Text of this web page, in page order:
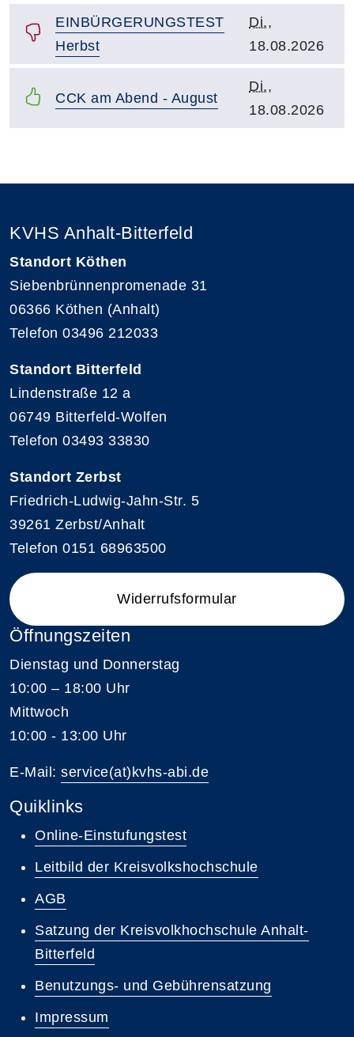
Kurstitel:
EINBÜRGERUNGSTEST
Herbst
Kursbeginn:
Di.,
18.08.2026
Kurstitel:
CCK am Abend - August
Kursbeginn:
Di.,
18.08.2026
KVHS Anhalt-Bitterfeld
Standort Köthen
Siebenbrünnenpromenade 31
06366 Köthen (Anhalt)
Telefon 03496 212033
Standort Bitterfeld
Lindenstraße 12 a
06749 Bitterfeld-Wolfen
Telefon 03493 33830
Standort Zerbst
Friedrich-Ludwig-Jahn-Str. 5
39261 Zerbst/Anhalt
Telefon 0151 68963500
Widerrufsformular
Öffnungszeiten
Dienstag und Donnerstag
10:00 – 18:00 Uhr
Mittwoch
10:00 - 13:00 Uhr
E-Mail: service(at)kvhs-abi.de
Quiklinks
Online-Einstufungstest
Leitbild der Kreisvolkshochschule
AGB
Satzung der Kreisvolkhochschule Anhalt-
Bitterfeld
Benutzungs- und Gebührensatzung
Impressum